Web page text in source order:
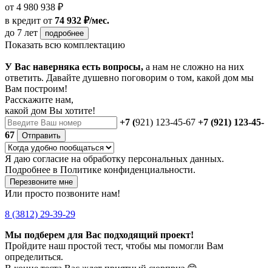
от 4 980 938 ₽
в кредит от 74 932 ₽/мес.
до 7 лет
подробнее
Показать всю комплектацию
У Вас наверняка есть вопросы, а нам не сложно на них
ответить. Давайте душевно поговорим о том, какой дом мы
Вам построим!
Расскажите нам,
какой дом Вы хотите!
+7 (921) 123-45-67 +7 (921) 123-45-
67
Отправить
Я даю согласие на обработку персональных данных.
Подробнее в Политике конфиденциальности.
Перезвоните мне
Или просто позвоните нам!
8 (3812) 29-39-29
Мы подберем для Вас подходящий проект!
Пройдите наш простой тест, чтобы мы помогли Вам
определиться.